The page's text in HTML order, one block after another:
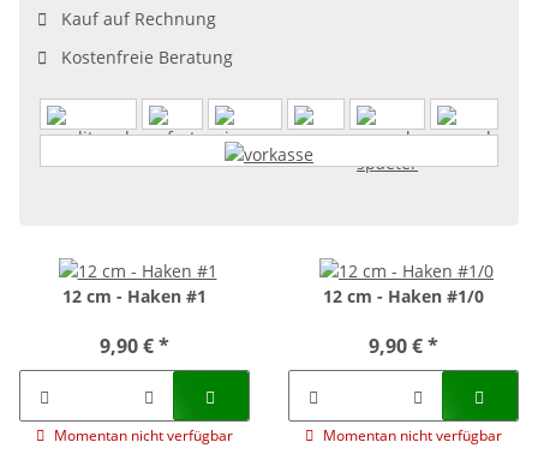
Kauf auf Rechnung
Kostenfreie Beratung
12 cm - Haken #1
9,90 €*
Momentan nicht verfügbar
12 cm - Haken #1/0
9,90 €*
Momentan nicht verfügbar